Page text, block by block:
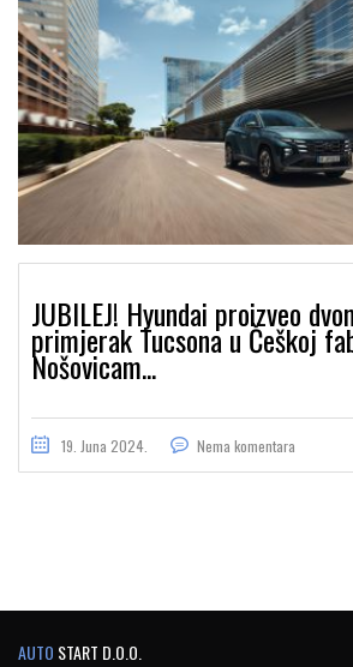
JUBILEJ! Hyundai proizveo
primjerak Tucsona u Češkoj
Nošovicam...
19. Juna 2024. Nema komentara
AUTO START D.O.O.